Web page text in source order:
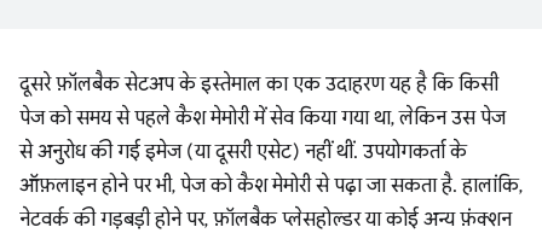
दूसरे फ़ॉलबैक सेटअप के इस्तेमाल का एक उदाहरण यह है कि किसी
पेज को समय से पहले कैश मेमोरी में सेव किया गया था, लेकिन उस पेज
से अनुरोध की गई इमेज (या दूसरी एसेट) नहीं थीं. उपयोगकर्ता के
ऑफ़लाइन होने पर भी, पेज को कैश मेमोरी से पढ़ा जा सकता है. हालांकि,
नेटवर्क की गड़बड़ी होने पर, फ़ॉलबैक प्लेसहोल्डर या कोई अन्य फ़ंक्शन